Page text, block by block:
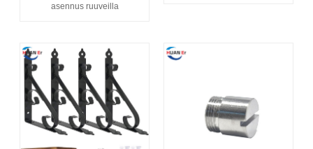
asennus ruuveilla